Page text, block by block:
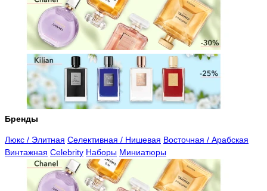
Бренды
Люкс / Элитная Селективная / Нишевая Восточная / Арабская
Винтажная Celebrity Наборы Миниатюры